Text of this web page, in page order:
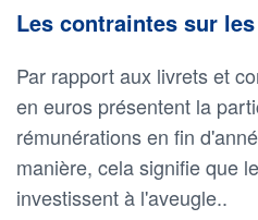
Les contraintes sur
Par rapport aux livrets et
en euros présentent la
rémunérations en fin
manière, cela signifie que
investissent à l'aveugle..